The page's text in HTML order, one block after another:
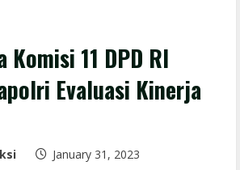
Komisi 11 DPD RI
Evaluasi Kinerja
January 31, 2023